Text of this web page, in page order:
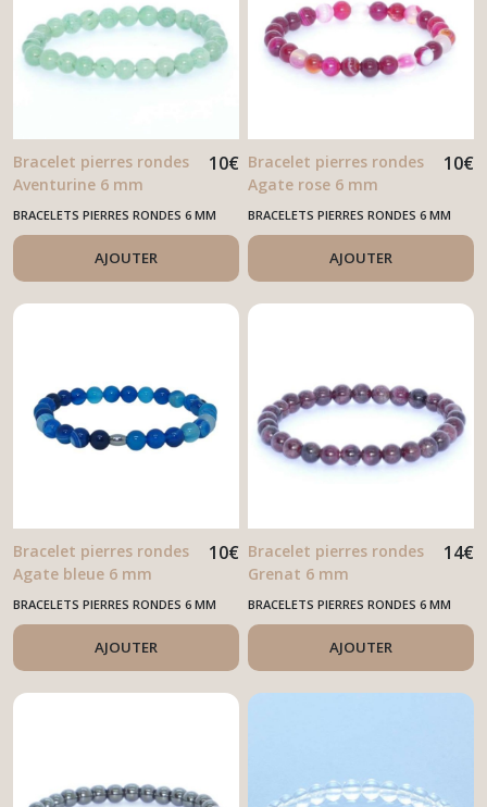
Bracelet pierres rondes
Aventurine 6 mm
10€
BRACELETS PIERRES RONDES 6 MM
AJOUTER
Bracelet pierres rondes
Agate rose 6 mm
10€
BRACELETS PIERRES RONDES 6 MM
AJOUTER
Bracelet pierres rondes
Agate bleue 6 mm
10€
BRACELETS PIERRES RONDES 6 MM
AJOUTER
Bracelet pierres rondes
Grenat 6 mm
14€
BRACELETS PIERRES RONDES 6 MM
AJOUTER